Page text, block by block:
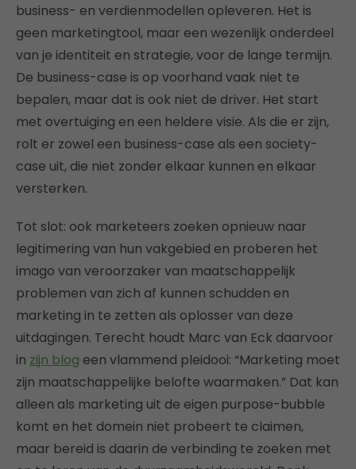
business- en verdienmodellen opleveren. Het is
geen marketingtool, maar een wezenlijk onderdeel
van je identiteit en strategie, voor de lange termijn.
De business-case is op voorhand vaak niet te
bepalen, maar dat is ook niet de driver. Het start
met overtuiging en een heldere visie. Als die er zijn,
rolt er zowel een business-case als een society-
case uit, die niet zonder elkaar kunnen en elkaar
versterken.
Tot slot: ook marketeers zoeken opnieuw naar
legitimering van hun vakgebied en proberen het
imago van veroorzaker van maatschappelijk
problemen van zich af kunnen schudden en
marketing in te zetten als oplosser van deze
uitdagingen. Terecht houdt Marc van Eck daarvoor
in zijn blog een vlammend pleidooi: “Marketing moet
zijn maatschappelijke belofte waarmaken.” Dat kan
alleen als marketing uit de eigen purpose-bubble
komt en het domein niet probeert te claimen,
maar bereid is daarin de verbinding te zoeken met